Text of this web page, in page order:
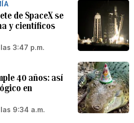
de SpaceX se
y científicos
3:47 p.m.
40 años: así
en
9:34 a.m.